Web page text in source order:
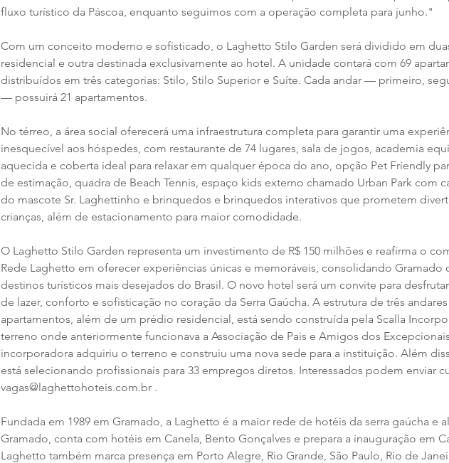
fluxo turístico da Páscoa, enquanto seguimos com a operação completa para junho."
Com um conceito moderno e sofisticado, o Laghetto Stilo Garden será dividido em
residencial e outra destinada exclusivamente ao hotel. A unidade contará com 69
distribuídos em três categorias: Stilo, Stilo Superior e Suíte. Cada andar — primeiro,
— possuirá 21 apartamentos.
No térreo, a área social oferecerá uma infraestrutura completa para garantir uma
inesquecível aos hóspedes, com restaurante de 74 lugares, sala de jogos, academia
aquecida e coberta ideal para relaxar em qualquer época do ano, opção Pet Friendly
de estimação, quadra de Beach Tennis, espaço kids externo chamado Urban Park com
do mascote Sr. Laghettinho e brinquedos e brinquedos interativos que prometem
crianças, além de estacionamento para maior comodidade.
O Laghetto Stilo Garden representa um investimento de R$ 150 milhões e reafirma o
Rede Laghetto em oferecer experiências únicas e memoráveis, consolidando Gramado
destinos turísticos mais desejados do Brasil. O novo hotel será um convite para
de lazer, conforto e sofisticação no coração da Serra Gaúcha. A estrutura de três andares
apartamentos, além de um prédio residencial, está sendo construída pela Scalla
terreno onde anteriormente funcionava a Associação de Pais e Amigos dos
incorporadora adquiriu o terreno e construiu uma nova sede para a instituição. Além
está selecionando profissionais para 33 empregos diretos. Interessados podem enviar
vagas@laghettohoteis.com.br .
Fundada em 1989 em Gramado, a Laghetto é a maior rede de hotéis da serra gaúcha e
Gramado, conta com hotéis em Canela, Bento Gonçalves e prepara a inauguração em
Laghetto também marca presença em Porto Alegre, Rio Grande, São Paulo, Rio de